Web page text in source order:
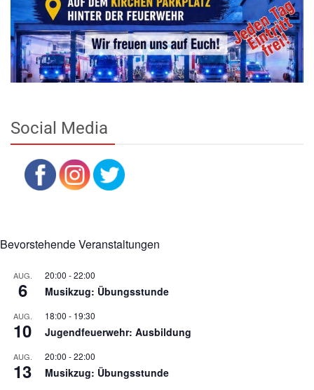
Social Media
Bevorstehende Veranstaltungen
AUG.
6
20:00 -22:00
Musikzug: Übungsstunde
AUG.
10
18:00 - 19:30
Jugendfeuerwehr: Ausbildung
AUG.
13
20:00 -22:00
Musikzug: Übungsstunde